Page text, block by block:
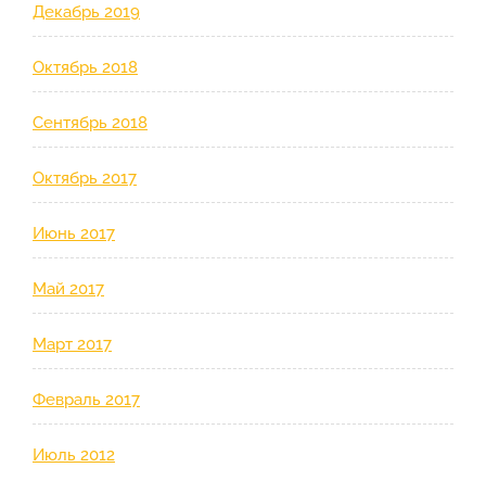
Декабрь 2019
Октябрь 2018
Сентябрь 2018
Октябрь 2017
Июнь 2017
Май 2017
Март 2017
Февраль 2017
Июль 2012